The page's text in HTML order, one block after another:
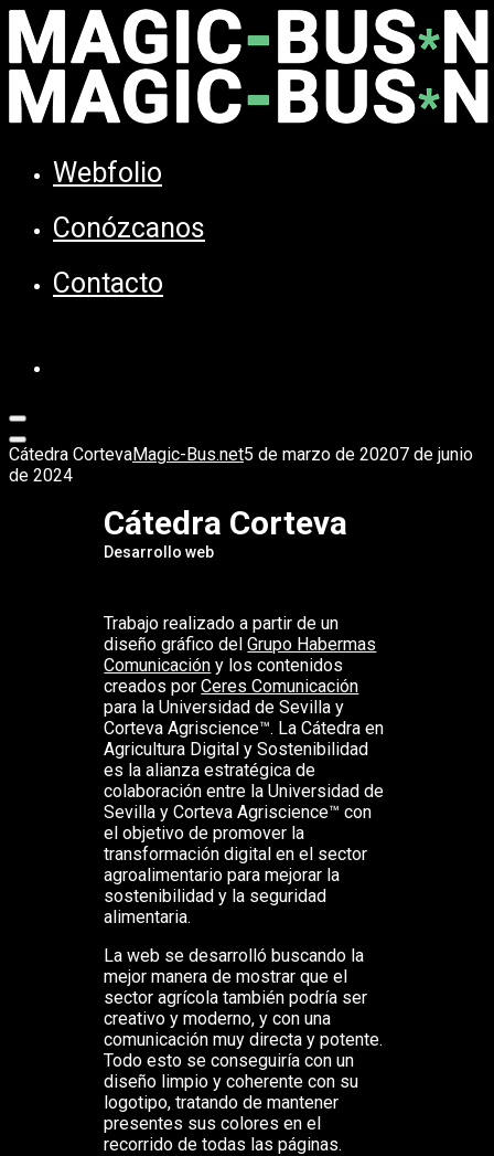
Webfolio
Conózcanos
Contacto
Cátedra CortevaMagic-Bus.net5 de marzo de 20207 de junio
de 2024
Cátedra Corteva
Desarrollo web
Trabajo realizado a partir de un
diseño gráfico delGrupo Habermas
Comunicación y los contenidos
creados porCeres Comunicación
para la Universidad de Sevilla y
Corteva Agriscience™. La Cátedra en
Agricultura Digital y Sostenibilidad
es la alianza estratégica de
colaboración entre la Universidad de
Sevilla y Corteva Agriscience™ con
el objetivo de promover la
transformación digital en el sector
agroalimentario para mejorar la
sostenibilidad y la seguridad
alimentaria.
La web se desarrolló buscando la
mejor manera de mostrar que el
sector agrícola también podría ser
creativo y moderno, y con una
comunicación muy directa y potente.
Todo esto se conseguiría con un
diseño limpio y coherente con su
logotipo, tratando de mantener
presentes sus colores en el
recorrido de todas las páginas.